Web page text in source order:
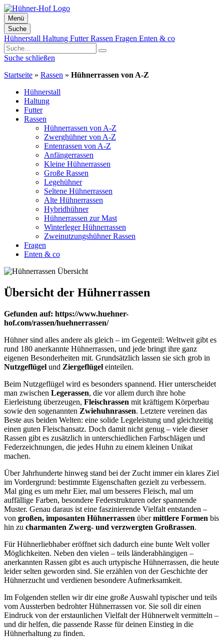
Menü
Suche
Zum
Inhalt
springen
Hühnerstall Haltung FutterRassen Fragen Enten & co
Suche schließen
Startseite » Rassen » Hühnerrassen von A-Z
Hühnerstall
Haltung
Futter
Rassen
Hühnerrassen von A-Z
Zwerghühner von A-Z
Entenrassen von A-Z
Anfängerrassen
Kleine Hühnerrassen
Große Rassen
Legehühner
Seltene Hühnerrassen
Alte Hühnerrassen
Hybridhühner
Hühnerrassen zur Mast
Winterleger Hühnerrassen
Zweinutzungshühner Rassen
Fragen
Enten & co
Übersicht der Hühnerrassen
Gefunden auf: https://www.huehner-
hof.com/rassen/huehnerrassen/
Hühner sind alles andere als gleich – im Gegenteil: Weltweit gibt es
rund 180 anerkannte Hühnerrassen, und jede bringt ihre ganz
eigenen Besonderheiten mit. Grundsätzlich lassen sie sich grob in
Nutzgeflügel und Ziergeflügel einteilen.
Beim Nutzgeflügel wird es besonders spannend. Hier unterscheidet
man zwischen Legerassen, die vor allem durch ihre hohe
Eierleistung überzeugen, Fleischrassen mit kräftigem Körperbau
sowie den sogenannten Zwiehuhnrassen. Letztere vereinen das
Beste aus beiden Welten: eine solide Legeleistung und gleichzeitig
einen guten Fleischansatz. Doch damit nicht genug – viele dieser
Rassen gibt es zusätzlich in unterschiedlichen Farbschlägen und
Federzeichnungen, die jedes Huhn zu einem kleinen Unikat
machen.
Über Jahrhunderte hinweg stand bei der Zucht immer ein klares Ziel
im Vordergrund: bestimmte Eigenschaften gezielt zu verbessern.
Mal ging es um mehr Eier, mal um besseres Fleisch, mal um
auffällige Farben, besondere Federstrukturen oder spannende
Muster. Genau daraus ist eine faszinierende Vielfalt entstanden –
von großen, imposanten Hühnerrassen übermittlere Formen bis
hin zu charmanten Zwerg- und verzwergten Großrassen.
Für Hühnerliebhaber eröffnet sich dadurch eine bunte Welt voller
Möglichkeiten. Neben den vielen – teils länderabhängigen –
anerkannten Rassen gibt es auch urtypische Hühnerrassen, die heute
leider selten geworden sind. Sie erzählen von der Geschichte der
Hühnerzucht und verdienen besondere Aufmerksamkeit.
Im Folgenden stellen wir dir eine große Auswahl typischer und teils
vom Aussterben bedrohter Hühnerrassen vor. Sie soll dir einen
Eindruck von der erstaunlichen Vielfalt der Hühnerwelt vermitteln –
und dir helfen, die passende Rasse für deinen Einstieg in die
Hühnerhaltung zu finden.